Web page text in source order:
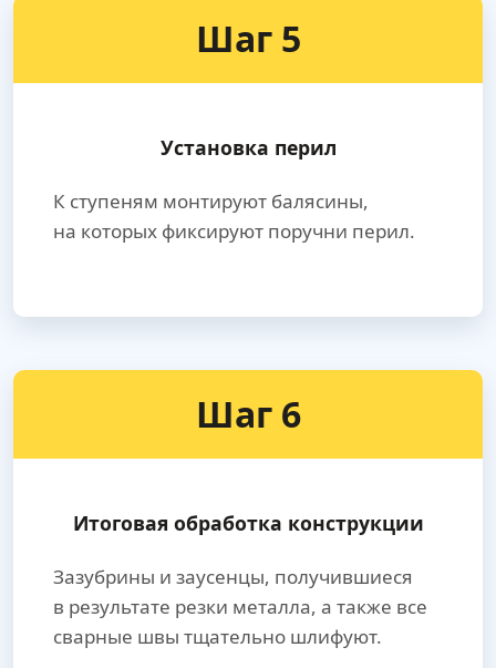
Шаг 5
Установка перил
К ступеням монтируют балясины,
на которых фиксируют поручни перил.
Шаг 6
Итоговая обработка конструкции
Зазубрины и заусенцы, получившиеся
в результате резки металла, а также все
сварные швы тщательно шлифуют.